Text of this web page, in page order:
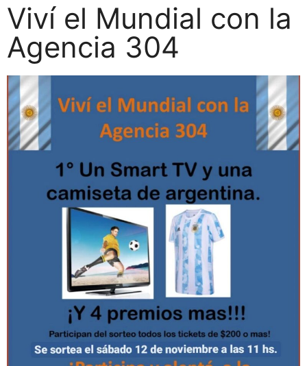
Viví el Mundial con la
Agencia 304